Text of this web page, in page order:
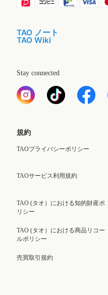
TAO ノート
TAO Wiki
Stay connected
規約
TAOプライバシーポリシー
TAOサービス利用規約
TAO (タオ）における知的財産ポ
リシー
TAO (タオ）における商品リコー
ルポリシー
売買取引規約